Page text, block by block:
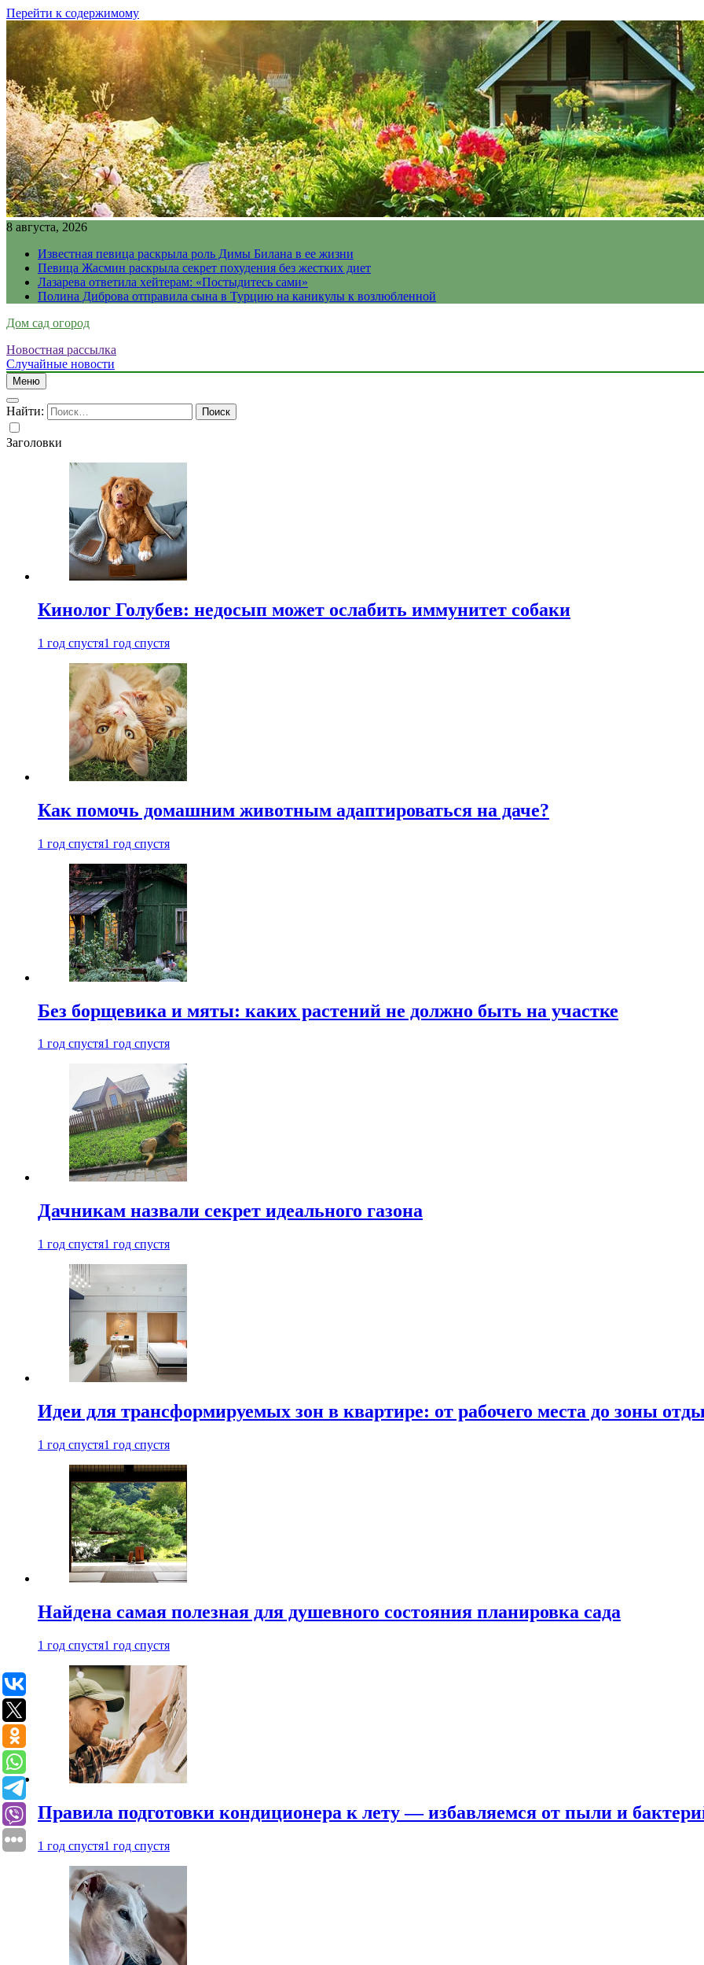
Перейти к содержимому
8 августа, 2026
Известная певица раскрыла роль Димы Билана в ее жизни
Певица Жасмин раскрыла секрет похудения без жестких диет
Лазарева ответила хейтерам: «Постыдитесь сами»
Полина Диброва отправила сына в Турцию на каникулы к возлюбленной
Дом сад огород
Новостная рассылка
Случайные новости
Меню
Найти:
Заголовки
Кинолог Голубев: недосып может ослабить иммунитет собаки
1 год спустя1 год спустя
Как помочь домашним животным адаптироваться на даче?
1 год спустя1 год спустя
Без борщевика и мяты: каких растений не должно быть на участке
1 год спустя1 год спустя
Дачникам назвали секрет идеального газона
1 год спустя1 год спустя
Идеи для трансформируемых зон в квартире: от рабочего места до зоны
1 год спустя1 год спустя
Найдена самая полезная для душевного состояния планировка сада
1 год спустя1 год спустя
Правила подготовки кондиционера к лету — избавляемся от пыли и
1 год спустя1 год спустя